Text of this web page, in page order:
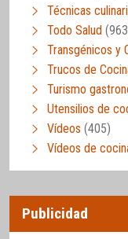
Técnicas
Todo Salud
Transgénicos y
Trucos de
Turismo
Utensilios de
Vídeos (405)
Vídeos de
Publicidad